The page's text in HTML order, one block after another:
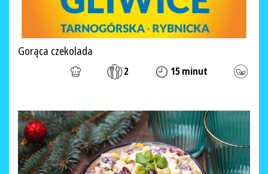
Gorąca czekolada
2 15 minut